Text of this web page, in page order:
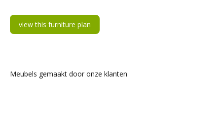
view this furniture plan
Meubels gemaakt door onze klanten